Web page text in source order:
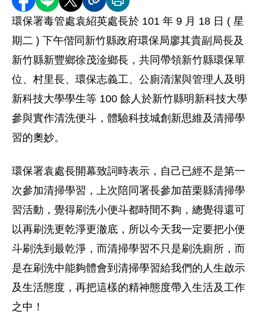
分享至 Facebook
分享到 LINE
分享到 X分享內容連結
列印本頁
環保署毒管處袁紹英處長於 101 年 9 月 18 日 ( 星
期二 ) 下午偕同新竹縣政府環保局廖其貴副局長及
新竹縣新豐鄉徐茂淦鄉長，共同帶領新竹縣環保單
位、村里長、環保志義工、公廁清潔與管理人及明
新科技大學學生等 100 餘人於新竹縣明新科技大學
參與實作清洗便斗，體驗科技城創新思維及清掃學
習的奧妙。
環保署袁處長開幕致詞時表示，自己已經不是第一
次參加清掃學習，上次陪同署長參加苗栗縣清掃學
習活動，覺得刷洗小便斗都時間不夠，總覺得還可
以再刷洗更乾淨更澈底，所以今天我一定要把小便
斗刷洗到最乾淨，而清掃學習不只是刷洗廁所，而
是在刷洗中能夠體會到清掃學習給我們的人生啟示
及生活態度，再把這樣的精神態度帶入生活及工作
之中！